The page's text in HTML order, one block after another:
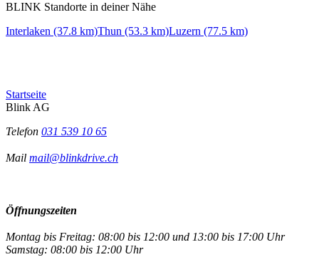
BLINK Standorte in deiner Nähe
Interlaken (37.8 km)Thun (53.3 km)Luzern (77.5 km)
Startseite
Blink AG
Telefon 031 539 10 65
Mail mail@blinkdrive.ch
Öffnungszeiten
Montag bis Freitag: 08:00 bis 12:00 und 13:00 bis 17:00 Uhr
Samstag: 08:00 bis 12:00 Uhr